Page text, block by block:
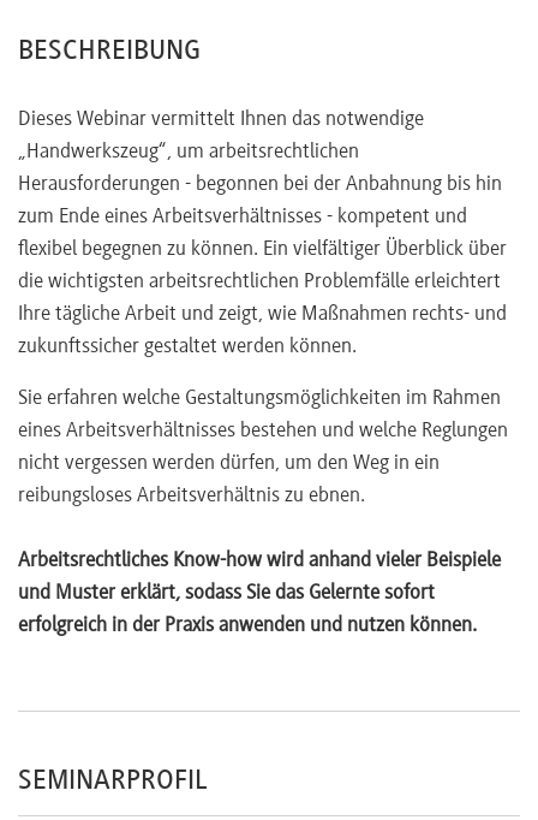
Besonderer Kündigungsschutz
Besonderheiten bei Befristung
Erreichen des Rentenalters
Zeugnis
Arten
Leistungsbeurteilung, Führungsbeurteilung
Zeugnisgrundsätze
Zeugnisberichtigung
Zeugnisskala
BESCHREIBUNG
Dieses Webinar vermittelt Ihnen das notwendige
„Handwerkszeug“, um arbeitsrechtlichen
Herausforderungen - begonnen bei der Anbahnung bis hin
zum Ende eines Arbeitsverhältnisses - kompetent und
flexibel begegnen zu können. Ein vielfältiger Überblick über
die wichtigsten arbeitsrechtlichen Problemfälle erleichtert
Ihre tägliche Arbeit und zeigt, wie Maßnahmen rechts- und
zukunftssicher gestaltet werden können.
Sie erfahren welche Gestaltungsmöglichkeiten im Rahmen
eines Arbeitsverhältnisses bestehen und welche Reglungen
nicht vergessen werden dürfen, um den Weg in ein
reibungsloses Arbeitsverhältnis zu ebnen.
Arbeitsrechtliches Know-how wird anhand vieler Beispiele
und Muster erklärt, sodass Sie das Gelernte sofort
erfolgreich in der Praxis anwenden und nutzen können.
SEMINARPROFIL